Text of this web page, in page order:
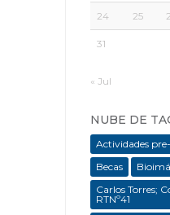
24 25
31
« Jul
NUBE DE
Actividades
Becas
Carlos Torres;
RTNº41